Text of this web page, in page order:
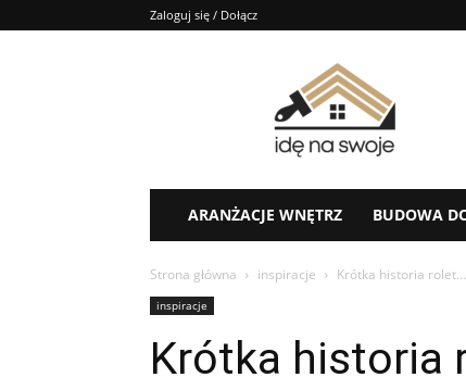
Zaloguj się / Dołącz
aranżacje
ARANŻACJE WNĘTRZ
BUDOWA
Strona główna inspiracje Krótka historia rolet…
inspiracje
Krótka historia